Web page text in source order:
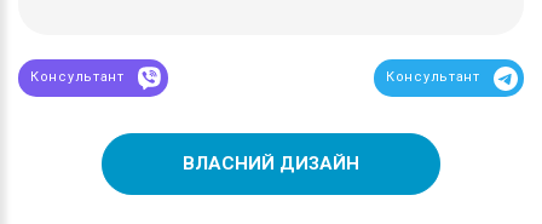
Консультант Консультант
ВЛАСНИЙ ДИЗАЙН